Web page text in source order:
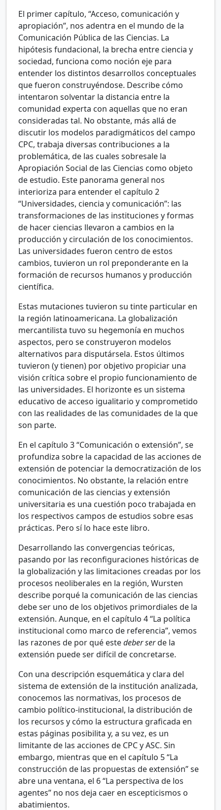
El primer capítulo, “Acceso, comunicación y
apropiación”, nos adentra en el mundo de la
Comunicación Pública de las Ciencias. La
hipótesis fundacional, la brecha entre ciencia y
sociedad, funciona como noción eje para
entender los distintos desarrollos conceptuales
que fueron construyéndose. Describe cómo
intentaron solventar la distancia entre la
comunidad experta con aquellas que no eran
consideradas tal. No obstante, más allá de
discutir los modelos paradigmáticos del campo
CPC, trabaja diversas contribuciones a la
problemática, de las cuales sobresale la
Apropiación Social de las Ciencias como objeto
de estudio. Este panorama general nos
interioriza para entender el capítulo 2
“Universidades, ciencia y comunicación”: las
transformaciones de las instituciones y formas
de hacer ciencias llevaron a cambios en la
producción y circulación de los conocimientos.
Las universidades fueron centro de estos
cambios, tuvieron un rol preponderante en la
formación de recursos humanos y producción
científica.
Estas mutaciones tuvieron su tinte particular en
la región latinoamericana. La globalización
mercantilista tuvo su hegemonía en muchos
aspectos, pero se construyeron modelos
alternativos para disputársela. Estos últimos
tuvieron (y tienen) por objetivo propiciar una
visión crítica sobre el propio funcionamiento de
las universidades. El horizonte es un sistema
educativo de acceso igualitario y comprometido
con las realidades de las comunidades de la que
son parte.
En el capítulo 3 “Comunicación o extensión”, se
profundiza sobre la capacidad de las acciones de
extensión de potenciar la democratización de los
conocimientos. No obstante, la relación entre
comunicación de las ciencias y extensión
universitaria es una cuestión poco trabajada en
los respectivos campos de estudios sobre esas
prácticas. Pero sí lo hace este libro.
Desarrollando las convergencias teóricas,
pasando por las reconfiguraciones históricas de
la globalización y las limitaciones creadas por los
procesos neoliberales en la región, Wursten
describe porqué la comunicación de las ciencias
debe ser uno de los objetivos primordiales de la
extensión. Aunque, en el capítulo 4 “La política
institucional como marco de referencia”, vemos
las razones de por qué estedeber serde la
extensión puede ser difícil de concretarse.
Con una descripción esquemática y clara del
sistema de extensión de la institución analizada,
conocemos las normativas, los procesos de
cambio político-institucional, la distribución de
los recursos y cómo la estructura graficada en
estas páginas posibilita y, a su vez, es un
limitante de las acciones de CPC y ASC. Sin
embargo, mientras que en el capítulo 5 “La
construcción de las propuestas de extensión” se
abre una ventana, el 6 “La perspectiva de los
agentes” no nos deja caer en escepticismos o
abatimientos.